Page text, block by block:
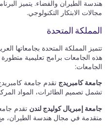
هندسة الطيران والفضاء. يتميز
مجالات الابتكار التكنولوجي.
المملكة المتحدة
تتميز المملكة المتحدة بجامعاتها
هذه الجامعات برامج تعليمية
الجامعات:
جامعة كامبريدج تقدم جامعة
تشمل تصميم الطائرات، المواد
جامعة إمبريال كوليدج لندن تقدم
متقدمة في مجال هندسة الطيران،